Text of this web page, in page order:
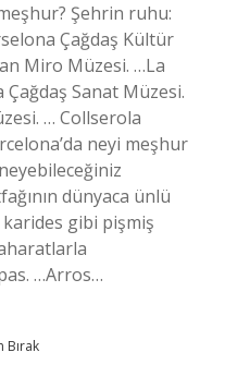
Şehrin ruhu:
Çağdaş Kültür
Miro Müzesi. …La
Sanat Müzesi.
… Collserola
neyi meşhur
dünyaca ünlü
gibi pişmiş
…Arros…
Bırak